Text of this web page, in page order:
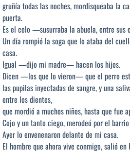
gruñía todas las noches, mordisqueaba la
puerta.
Es el celo —susurraba la abuela, entre
Un día rompió la soga que lo ataba del
casa.
Igual —dijo mi madre— hacen los hijos.
Dicen —los que lo vieron— que el perro
las pupilas inyectadas de sangre, y una
entre los dientes,
que mordió a muchos niños, hasta que fue
Cojo y un tanto ciego, merodeó por el
Ayer lo envenenaron delante de mi casa.
El hombre que ahora vive conmigo, salió en